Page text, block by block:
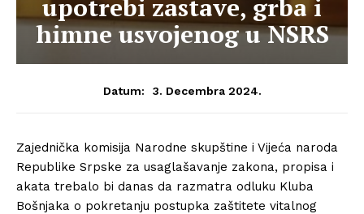
upotrebi zastave, grba i
himne usvojenog u NSRS
Datum: 3. Decembra 2024.
Zajednička komisija Narodne skupštine i Vijeća naroda
Republike Srpske za usaglašavanje zakona, propisa i
akata trebalo bi danas da razmatra odluku Kluba
Bošnjaka o pokretanju postupka zaštitete vitalnog